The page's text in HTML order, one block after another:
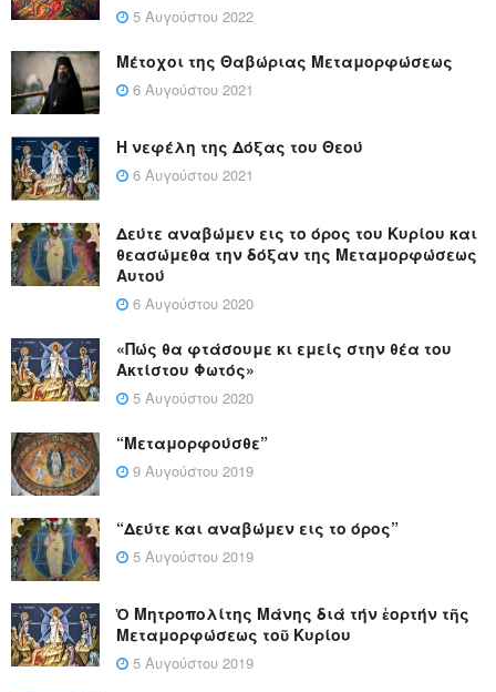
5 Αυγούστου 2022
Μέτοχοι της Θαβώριας Μεταμορφώσεως
6 Αυγούστου 2021
Η νεφέλη της Δόξας του Θεού
6 Αυγούστου 2021
Δεύτε αναβώμεν εις το όρος του Κυρίου και
θεασώμεθα την δόξαν της Μεταμορφώσεως
Αυτού
6 Αυγούστου 2020
«Πώς θα φτάσουμε κι εμείς στην θέα του
Ακτίστου Φωτός»
5 Αυγούστου 2020
“Μεταμορφούσθε”
9 Αυγούστου 2019
“Δεύτε και αναβώμεν εις το όρος”
5 Αυγούστου 2019
Ὁ Μητροπολίτης Μάνης διά τήν ἑορτήν τῆς
Μεταμορφώσεως τοῦ Κυρίου
5 Αυγούστου 2019